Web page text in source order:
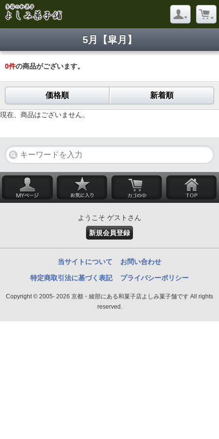
5月【皐月】
0件の商品がございます。
価格順 新着順
現在、商品はございません。
ようこそ ゲストさん
新規会員登録
当サイトについて お問い合わせ
特定商取引法に基づく表記 プライバシーポリシー
Copyright © 2005- 2026 京都・綾部にある和菓子店よしみ菓子舗です All rights
reserved.